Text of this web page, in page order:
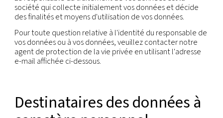
La présente Politique de confidentialité
informations à caractère personnel que nous
par le biais de nos activités commerciales
bien en ligne que hors ligne, c'est-à-dire dans le
vente et du marketing, de notre engagement
s'applique pas aux informations à caractère
nous collectons par le biais du site Web